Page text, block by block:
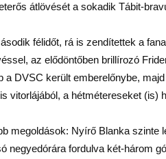
átlövését a sokadik Tábit-
félidőt, rá is zendítettek a
az elődöntőben brillírozó
a DVSC került emberelőnybe,
vitorlájából, a hétmétereseket
megoldások: Nyírő Blanka
negyedórára fordulva két-három